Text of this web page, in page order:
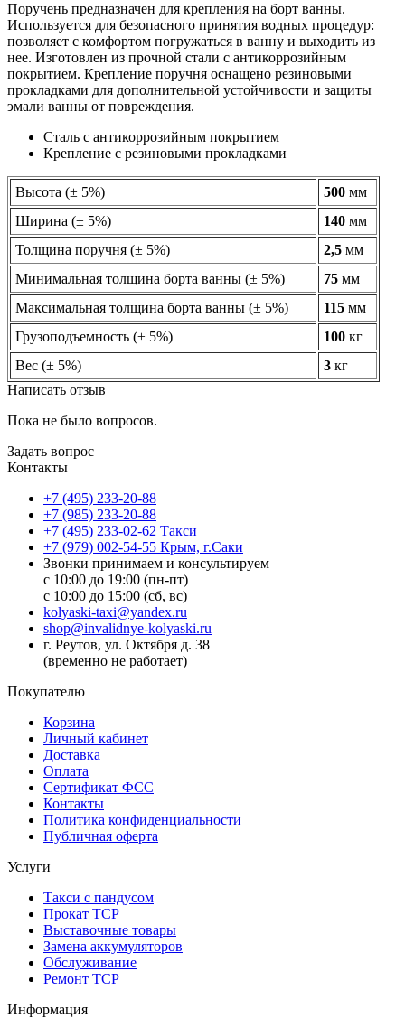
Поручень предназначен для крепления на борт ванны.
Используется для безопасного принятия водных процедур:
позволяет с комфортом погружаться в ванну и выходить из
нее. Изготовлен из прочной стали с антикоррозийным
покрытием. Крепление поручня оснащено резиновыми
прокладками для дополнительной устойчивости и защиты
эмали ванны от повреждения.
Сталь с антикоррозийным покрытием
Крепление с резиновыми прокладками
Высота (± 5%) 500 мм
Ширина (± 5%)
140 мм
Толщина поручня (± 5%)
2,5 мм
Минимальная толщина борта ванны (± 5%)
75 мм
Максимальная толщина борта ванны (± 5%)
115 мм
Грузоподъемность (± 5%)
100 кг
Вес (± 5%)
3 кг
Написать отзыв
Пока не было вопросов.
Задать вопрос
Контакты
+7 (495) 233-20-88
+7 (985) 233-20-88
+7 (495) 233-02-62 Такси
+7 (979) 002-54-55 Крым, г.Саки
Звонки принимаем и консультируем
с 10:00 до 19:00 (пн-пт)
с 10:00 до 15:00 (сб, вс)
kolyaski-taxi@yandex.ru
shop@invalidnye-kolyaski.ru
г. Реутов, ул. Октября д. 38
(временно не работает)
Покупателю
Корзина
Личный кабинет
Доставка
Оплата
Сертификат ФСС
Контакты
Политика конфиденциальности
Публичная оферта
Услуги
Такси с пандусом
Прокат ТСР
Выставочные товары
Замена аккумуляторов
Обслуживание
Ремонт ТСР
Информация